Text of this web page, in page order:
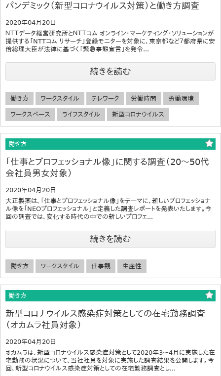
パンデミック（新型コロナウイルス対策）と働き方調査
2020年04月20日
ＮＴＴデータ経営研究所とＮＴＴコム オンライン・マーケティング・ソリューションが
提供する「NTTコム リサーチ」登録モニターを対象に、東京都など７都府県に安
倍総理大臣が法律に基づく「緊急事態宣言」を発令...
続きを読む
働き方 ワークスタイル テレワーク 労働時間 労働環境
ワークスペース ライフスタイル 新型コロナウイルス
働き方
「仕事とプロフェッショナル像」に関する調査（20～50代
会社員男女対象）
2020年04月20日
大正製薬は、「仕事とプロフェッショナル像」をテーマに、新しいプロフェッショナ
ル像を「NEOプロフェッショナル」と定義した調査レポートを発表いたします。今
回の調査では、変化する時代の中での新しいプロフェ...
続きを読む
働き方 ワークスタイル 仕事観 生産性
働き方
新型コロナウイルス感染症対策としての在宅勤務調査
（オカムラ社員対象）
2020年04月20日
オカムラは、新型コロナウイルス感染症対策として2020年3～4月に実施した在
宅勤務の状況について、当社社員を対象に実施した調査結果を公開します。今
回、新型コロナウイルス感染症対策としての在宅勤務調査とし...